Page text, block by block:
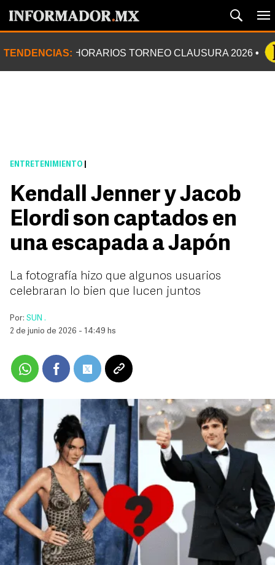
TENDENCIAS: HORARIOS TORNEO CLAUSURA 2026
ENTRETENIMIENTO
Kendall Jenner y Jacob
Elordi son captados en
una escapada a Japón
La fotografía hizo que algunos usuarios
celebraran lo bien que lucen juntos
Por: SUN .
2 de junio de 2026 - 14:49 hs